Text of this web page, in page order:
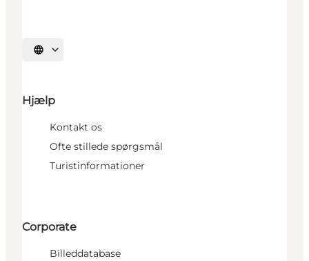
Vælg sprog
Hjælp
Kontakt os
Ofte stillede spørgsmål
Turistinformationer
Corporate
Billeddatabase